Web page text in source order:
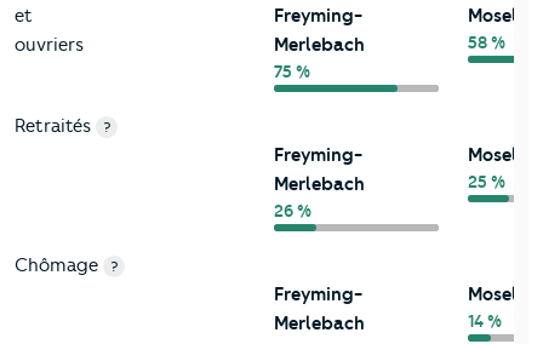
et
ouvriers
Freyming-
Merlebach
75 %
Moselle
58 %
Retraités ?
Freyming-
Merlebach
26 %
Moselle
25 %
Chômage ?
Freyming-
Merlebach
Moselle
14 %